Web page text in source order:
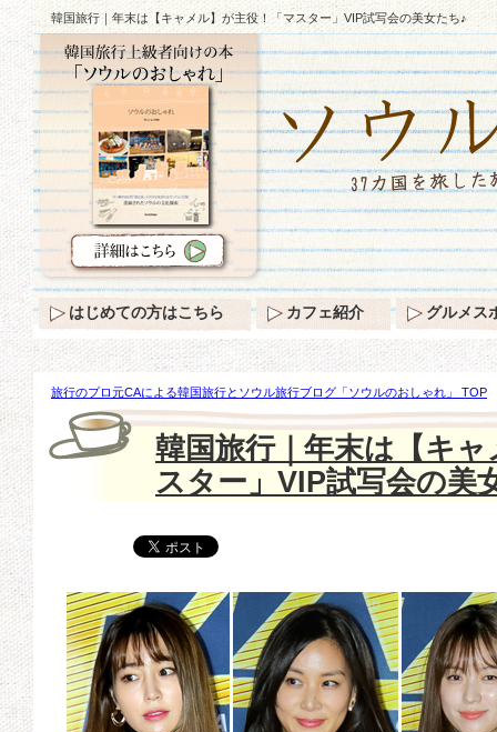
韓国旅行｜年末は【キャメル】が主役！「マスター」VIP試写会の美女たち♪
旅行のプロ元CAによる韓国旅行とソウル旅行ブログ「ソウルのおしゃれ」 TOP
【キャメル】が主役！「マスター」VIP試写会の美女たち♪
韓国旅行｜年末は【キ
スター」VIP試写会の美
はじめての方はこちら カフェ紹介 グルメス